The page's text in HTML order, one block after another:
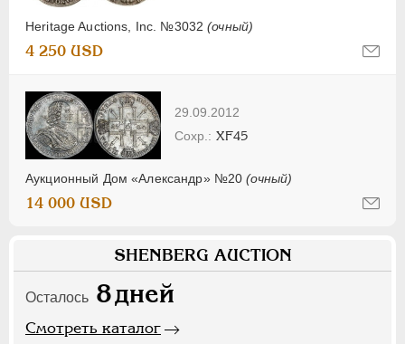
Heritage Auctions, Inc. №3032(очный)
4 250 USD
29.09.2012
Аукционный Дом «Александр» №20(очный)
XF45
14 000 USD
SHENBERG AUCTION
Осталось 8дней
Смотреть каталог